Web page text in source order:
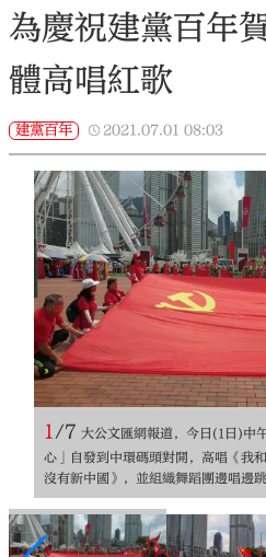
為慶祝建黨百年
體高唱紅歌
建黨百年 2021.07.01 08:03
1/7 大公文匯網報道，今日(1日)中
心」自發到中環碼頭對開，高唱《我
沒有新中國》，並組織舞蹈團邊唱邊跳